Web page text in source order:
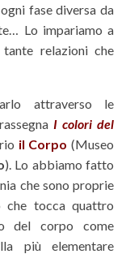
fase diversa da
Lo impariamo a
relazioni che
attraverso le
I colori del
il Corpo (Museo
). Lo abbiamo fatto
che sono proprie
che tocca quattro
del corpo come
più elementare